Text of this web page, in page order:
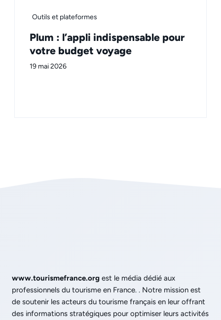
Outils et plateformes
Plum : l’appli indispensable pour
votre budget voyage
19 mai 2026
www.tourismefrance.org est le média dédié aux
professionnels du tourisme en France. . Notre mission est
de soutenir les acteurs du tourisme français en leur offrant
des informations stratégiques pour optimiser leurs activités